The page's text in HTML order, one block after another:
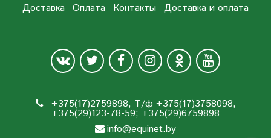
Доставка Оплата Контакты Доставка и оплата
+375(17)2759898; Т/ф +375(17)3758098;
+375(29)123-78-59; +375(29)6759898
info@equinet.by